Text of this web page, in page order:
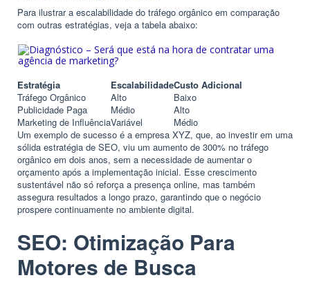
Para ilustrar a escalabilidade do tráfego orgânico em comparação
com outras estratégias, veja a tabela abaixo:
Estratégia EscalabilidadeCusto Adicional
Tráfego Orgânico
Alto
Baixo
Publicidade Paga
Médio
Alto
Marketing de InfluênciaVariável
Médio
Um exemplo de sucesso é a empresa XYZ, que, ao investir em uma
sólida estratégia de SEO, viu um aumento de 300% no tráfego
orgânico em dois anos, sem a necessidade de aumentar o
orçamento após a implementação inicial. Esse crescimento
sustentável não só reforça a presença online, mas também
assegura resultados a longo prazo, garantindo que o negócio
prospere continuamente no ambiente digital.
SEO: Otimização Para
Motores de Busca